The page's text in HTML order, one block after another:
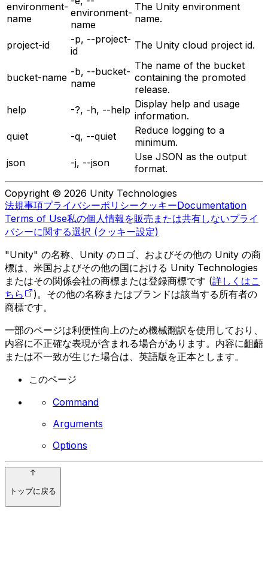
environment-
name
environment-
name
The Unity environment
name.
project-id
-p, --project-
id
The Unity cloud project id.
bucket-name -b, --bucket-
name
The name of the bucket
containing the promoted
release.
help
-?, -h, --help Display help and usage
information.
quiet
-q, --quiet
Reduce logging to a
minimum.
json
-j, --json
Use JSON as the output
format.
Copyright © 2026 Unity Technologies
法規事項プライバシーポリシークッキーDocumentation
Terms of Use私の個人情報を販売または共有しないプライ
バシーに関する選択 (クッキー設定)
"Unity" の名称、Unity のロゴ、およびその他の Unity の商
標は、米国およびその他の国における Unity Technologies
またはその関係会社の商標または登録商標です (詳しくはこ
ちら
)。その他の名称またはブランドは該当する所有者の
商標です。
一部のページは利便性向上のため機械翻訳を使用しており、
内容に不正確な表現が含まれる場合があります。内容に齟齬
または不一致が生じた場合は、英語版を正本とします。
このページ
Command
Arguments
Options
トップに戻る